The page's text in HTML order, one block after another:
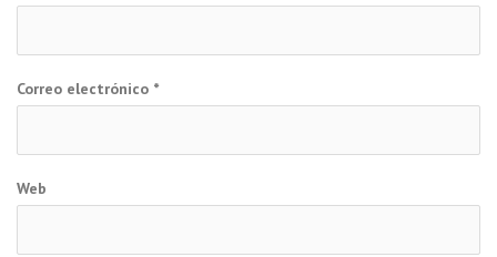
Correo electrónico *
Web